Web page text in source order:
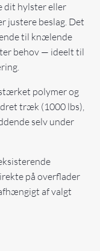
dit hylster eller
justere beslag. Det
til knælende
behov — ideelt til
polymer og
træk (1000 lbs),
selv under
på overflader
af valgt